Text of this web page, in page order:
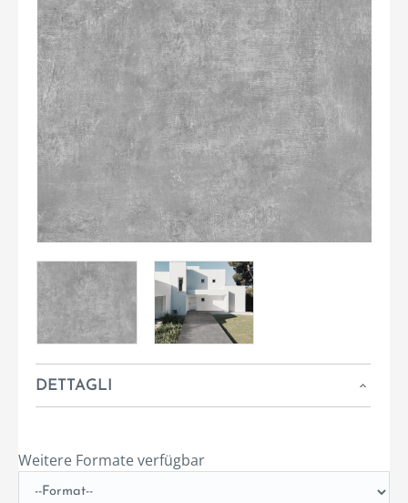
DETTAGLI
Weitere Formate verfügbar